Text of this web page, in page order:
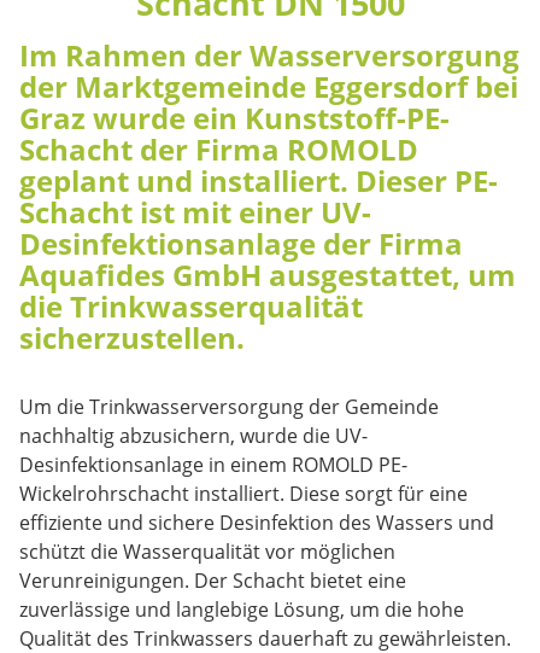
Im Rahmen der Wasserversorgung
der Marktgemeinde Eggersdorf bei
Graz wurde ein Kunststoff-PE-
Schacht der Firma ROMOLD
geplant und installiert. Dieser PE-
Schacht ist mit einer UV-
Desinfektionsanlage der Firma
Aquafides GmbH ausgestattet, um
die Trinkwasserqualität
sicherzustellen.
Um die Trinkwasserversorgung der Gemeinde
nachhaltig abzusichern, wurde die UV-
Desinfektionsanlage in einem ROMOLD PE-
Wickelrohrschacht installiert. Diese sorgt für eine
effiziente und sichere Desinfektion des Wassers und
schützt die Wasserqualität vor möglichen
Verunreinigungen. Der Schacht bietet eine
zuverlässige und langlebige Lösung, um die hohe
Qualität des Trinkwassers dauerhaft zu gewährleisten.